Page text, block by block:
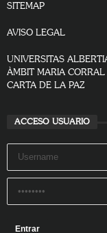
SITEMAP
AVISO LEGAL
UNIVERSITAS
ÀMBIT MARIA CORRAL
CARTA DE LA PAZ
ACCESO USUARIO